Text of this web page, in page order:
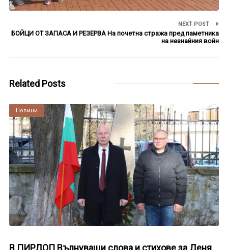
NEXT POST
БОЙЦИ ОТ ЗАПАСА И РЕЗЕРВА На почетна стража пред паметника
на незнайния войн
Related Posts
Култура
Новини
В ПИРДОП Вълнуващи слова и стихове за Деня